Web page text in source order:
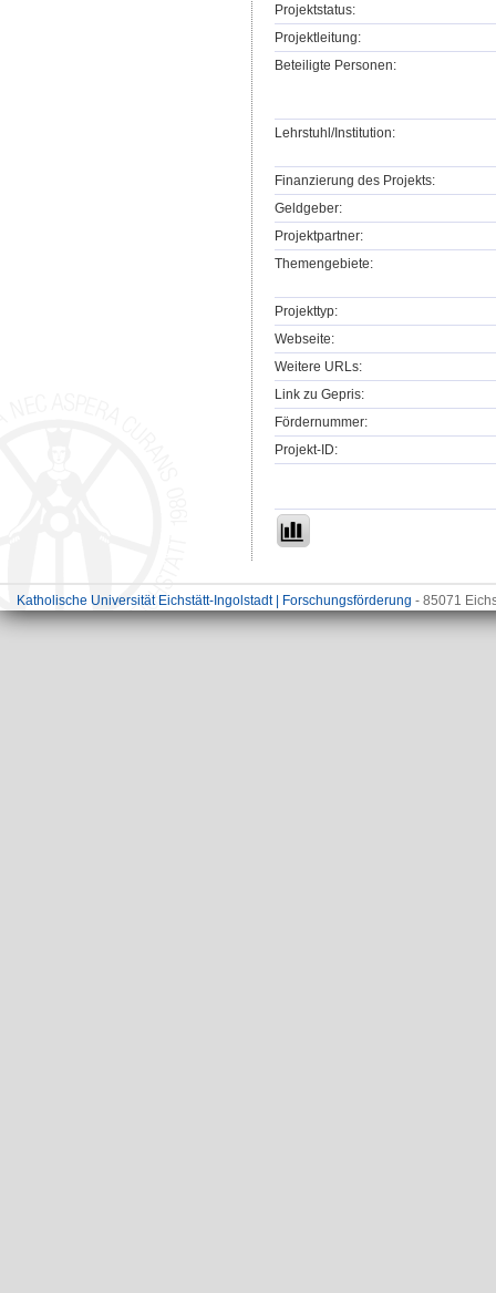
Projektstatus:
Projektleitung:
Beteiligte Personen:
Lehrstuhl/Institution:
Finanzierung des Projekts:
Geldgeber:
Projektpartner:
Themengebiete:
Projekttyp:
Webseite:
Weitere URLs:
Link zu Gepris:
Fördernummer:
Projekt-ID:
Katholische Universität Eichstätt-Ingolstadt | Forschungsförderung - 85071